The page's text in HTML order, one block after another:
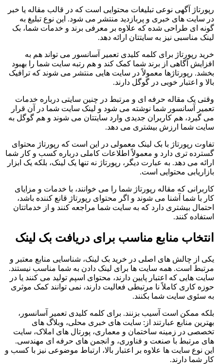
رپورتاژ آگهی نوعی تبلیغات محتوایی است که در قالب مقاله یا خبر
در سایت های خبری و پربازدید منتشر می شود. این نوع تبلیغ به
گونه ای طراحی شده که علاوه بر معرفی برند و خدمات شما، بک
لینک مناسبی نیز به سایتتان ارائه دهد.
خرید رپورتاژ برای کلمه کلیدی تعمیر آسانسور می تواند هم به
افزایش آگاهی از برند شما کمک کند و هم رتبه سایت شما را بهبود
بخشد. رپورتاژها معمولاً در سایت هایی منتشر می شوند که ترافیک
بالا و اعتبار خوبی در گوگل دارند.
وقتی یک مقاله حرفه ای و مرتبط در چنین سایتی درباره خدمات
تعمیر آسانسور شما نوشته می شود و لینک سایت شما در آن قرار
می گیرد، هم کاربران جدیدی وارد سایتتان می شوند و هم گوگل به
سایت شما ارزش بیشتری می دهد.
تفاوت رپورتاژ با بک لینک معمولی در این است که رپورتاژ محتوای
گسترده تری دارد و معمولاً اطلاعات کاملی درباره کسب و کار شما
ارائه می دهد. به عبارت دیگر، رپورتاژ نه تنها یک لینک، بلکه یک ابزار
بازاریابی محتوایی است.
کاربرانی که مقاله رپورتاژ شما را می خوانند، با خدمات و مزایای
کار با شما آشنا می شوند و اگر محتوای رپورتاژ قانع کننده باشد،
احتمال بیشتری دارد که به سایت شما مراجعه کنند و از خدماتتان
استفاده کنند.
انتخاب منابع مناسب برای دریافت بک لینک
یکی از چالش های اصلی در خرید بک لینک، شناسایی منابع معتبر و
مرتبط است. همه سایت ها برای لینک دادن به شما مناسب نیستند.
سایت هایی که اعتبار پایین دارند، محتوای اسپم تولید می کنند یا در
حوزه کاری کاملاً نا مرتبطی فعالیت دارند، نمی توانند کمک موثری
به سئوی سایت شما بکنند.
بلکه ممکن است آسیب بزنند. برای کلمه کلیدی تعمیر آسانسور،
بهترین منابع عبارتند از: سایت های خبری محلی، وبلاگ های
تخصصی در زمینه ساختمان و معماری، پورتال های املاک، سایت
های مرتبط با صنعت و فناوری، و انجمن های حرفه ای مهندسی.
این نوع سایت ها علاوه بر اعتبار بالا، ارتباط موضوعی نیز با کسب و
کار شما دارند.